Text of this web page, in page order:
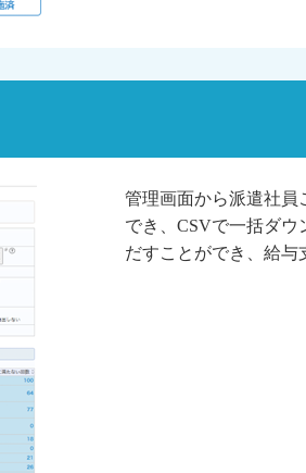
管理画面から派遣社員
でき、CSVで一括ダウ
だすことができ、給与